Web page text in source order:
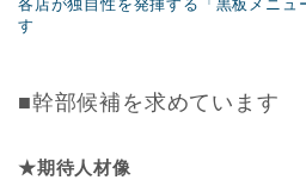
各店が独自性を発揮する「黒板メニュ
す
■幹部候補を求めています
★期待人材像